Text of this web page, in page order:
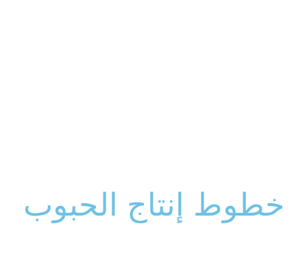
خطوط إنتاج الحبوب